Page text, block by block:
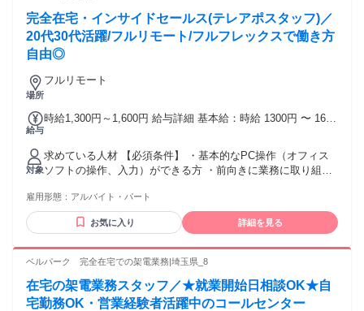
所で働きたい ・履歴書無しで即面接したい ・即勤務開始した
い //////////////////////////////////////// ・学歴不問 （高卒･専門卒･短
大卒･大卒問わず歓迎） ・学生歓迎、高校生ok （短大・専
門・大学など問わず） ・フリーター歓迎 （副業･Ｗワーク
OK） ・第二新卒歓迎 ・主婦･主夫歓迎、前職からのブランク
完全在宅・インサイドセールス(テレアポスタッフ)／
20代30代活躍/フルリモート/フルフレックスで働き方
自由◎
場所
フルリモート
給与
時給1,300円～1,600円 給与詳細 基本給：時給 1300円 〜 1600
1,600円となります！
対象
求めている人材 【必須条件】 ・基本的なPC操作（オフィス
ソフトの操作、入力）ができる方 ・前向きに業務に取り組め
・インサイドセールスのご経験
雇用形態： アルバイト・パート
お気に入り 詳細を見る
ベルパーク 完全在宅での架電業務|埼玉県_8
在宅の架電業務スタッフ／★就業開始日相談OK★自
宅勤務OK・営業経験者活躍中のコールセンター